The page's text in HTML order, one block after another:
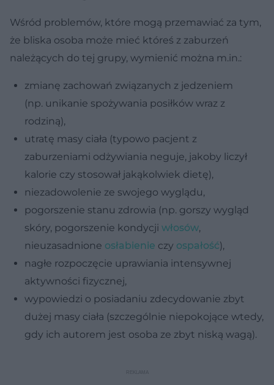
Wśród problemów, które mogą przemawiać za tym,
że bliska osoba może mieć któreś z zaburzeń
należących do tej grupy, wymienić można m.in.:
zmianę zachowań związanych z jedzeniem
(np. unikanie spożywania posiłków wraz z
rodziną),
utratę masy ciała (typowo pacjent z
zaburzeniami odżywiania neguje, jakoby liczył
kalorie czy stosował jakąkolwiek dietę),
niezadowolenie ze swojego wyglądu,
pogorszenie stanu zdrowia (np. gorszy wygląd
skóry, pogorszenie kondycji włosów,
nieuzasadnione osłabienie czy ospałość),
nagłe rozpoczęcie uprawiania intensywnej
aktywności fizycznej,
wypowiedzi o posiadaniu zdecydowanie zbyt
dużej masy ciała (szczególnie niepokojące wtedy,
gdy ich autorem jest osoba ze zbyt niską wagą).